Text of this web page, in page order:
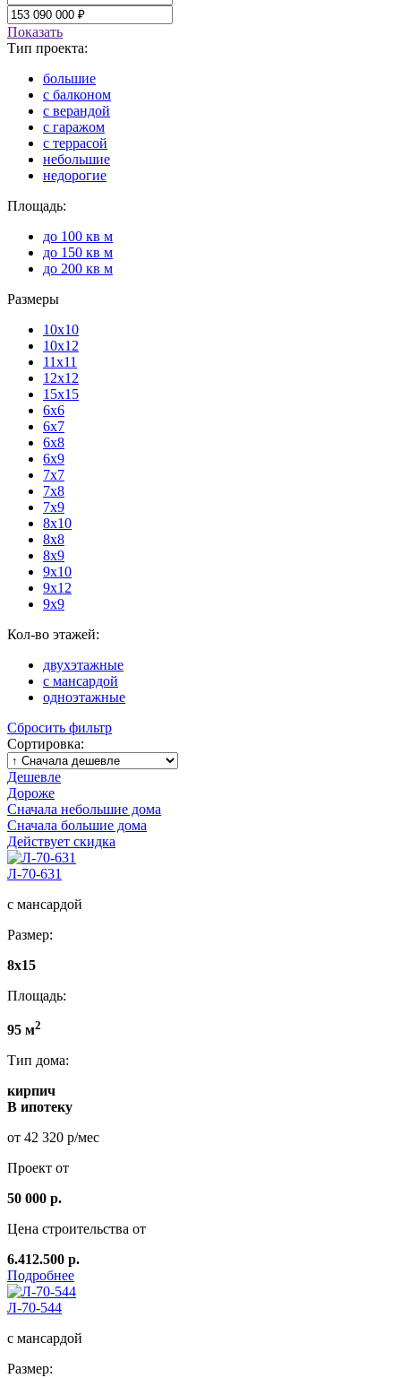
Показать
Тип проекта:
большие
с балконом
с верандой
с гаражом
с террасой
небольшие
недорогие
Площадь:
до 100 кв м
до 150 кв м
до 200 кв м
Размеры
10х10
10х12
11х11
12х12
15х15
6x6
6x7
6x8
6x9
7x7
7x8
7x9
8x10
8x8
8x9
9x10
9x12
9x9
Кол-во этажей:
двухэтажные
с мансардой
одноэтажные
Сбросить фильтр
Сортировка:
Дешевле
Дороже
Сначала небольшие дома
Сначала большие дома
Действует скидка
Л-70-631
с мансардой
Размер:
8x15
Площадь:
95 м2
Тип дома:
кирпич
В ипотеку
от 42 320 р/мес
Проект от
50 000 р.
Цена строительства от
6.412.500 р.
Подробнее
Л-70-544
с мансардой
Размер: